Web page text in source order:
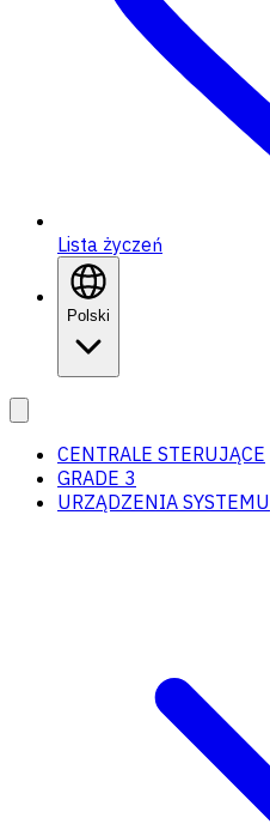
Lista życzeń
Polski
CENTRALE STERUJĄCE
GRADE 3
URZĄDZENIA SYSTEMU